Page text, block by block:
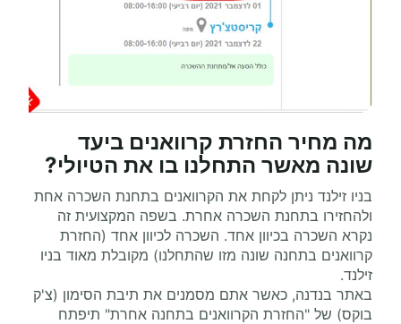
מה מחיר החזרת קרוואנים ביעד
שונה מאשר התחלנו בו את הטיולי?
בניו זילנד ניתן לקחת את הקרוואנים בתחנת השכרה אחת
ולהחזירו בתחנת השכרה אחרת. בשפה המקצועית זה
נקרא השכרה בכיוון אחד. השכרה לכיוון אחד (החזרת
קרוואנים בתחנה שונה מזו שהתחלנו) מקובלת מאוד בניו
זילנד.
באתר בנדנה, כאשר אתם מסמנים את תיבת הסימון (צ'ק
בוקס) של "החזרת הקרוואנים בתחנה אחרת" תיפתח